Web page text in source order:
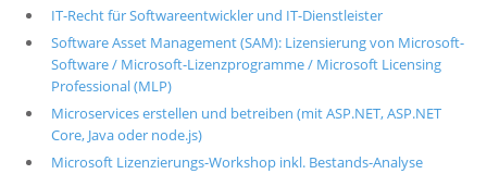
IT-Recht für Softwareentwickler und IT-Dienstleister
Software Asset Management (SAM): Lizensierung von Microsoft-
Software / Microsoft-Lizenzprogramme / Microsoft Licensing
Professional (MLP)
Microservices erstellen und betreiben (mit ASP.NET, ASP.NET
Core, Java oder node.js)
Microsoft Lizenzierungs-Workshop inkl. Bestands-Analyse